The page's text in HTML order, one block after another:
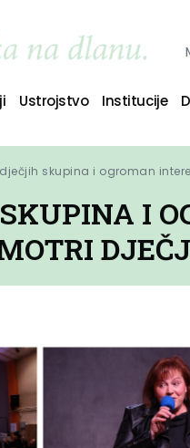
Ustrojstvo Institucije
dječjih skupina i ogroman
I